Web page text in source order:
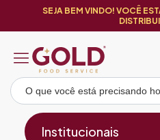
SEJA BEM VINDO! VOCÊ
Institucionais